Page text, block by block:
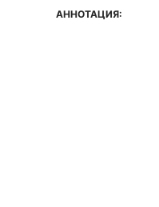
АННОТАЦИЯ: